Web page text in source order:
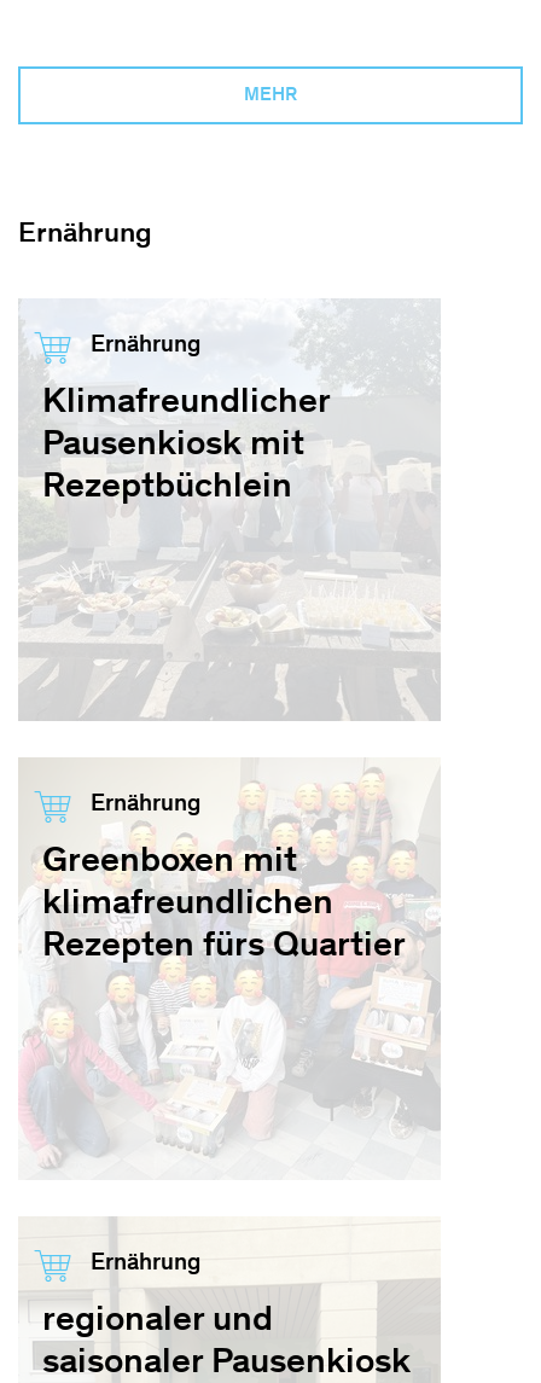
MEHR
Ernährung
Ernährung
Klimafreundlicher
Pausenkiosk mit
Rezeptbüchlein
Ernährung
Greenboxen mit
klimafreundlichen
Rezepten fürs Quartier
Ernährung
regionaler und
saisonaler Pausenkiosk